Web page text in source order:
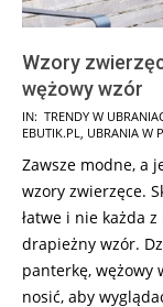
Wzory
wężowy wzór
2025-
08-
26
IN: TRENDY W
EBUTIK.PL, UBRANIA W
Zawsze modne, a
wzory zwierzęce.
łatwe i nie każda
drapieżny wzór.
panterkę, wężowy
nosić, aby